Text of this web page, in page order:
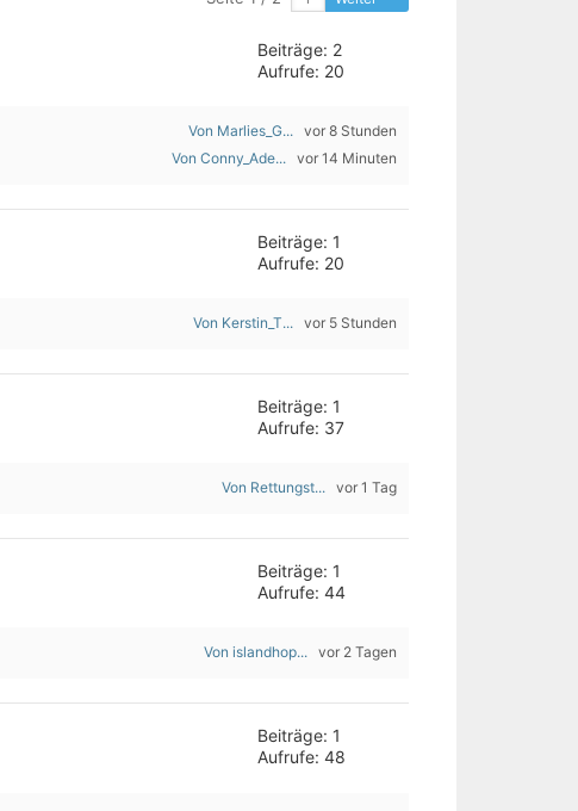
Beiträge: 2
Aufrufe: 20
Von Marlies_G... vor 8 Stunden
Von Conny_Ade... vor 14 Minuten
Beiträge: 1
Aufrufe: 20
Von Kerstin_T... vor 5 Stunden
Beiträge: 1
Aufrufe: 37
Von Rettungst... vor 1 Tag
Beiträge: 1
Aufrufe: 44
Von islandhop... vor 2 Tagen
Beiträge: 1
Aufrufe: 48